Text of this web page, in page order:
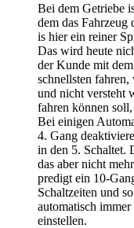
Bei dem Getriebe
dem das
is hier ein reiner
Das wird heute
der Kunde mit
schnellsten
und nicht versteht
fahren können
Bei einigen
4. Gang
in den 5. Schaltet.
das aber nicht
predigt ein 10-
Schaltzeiten und
automatisch
einstellen.